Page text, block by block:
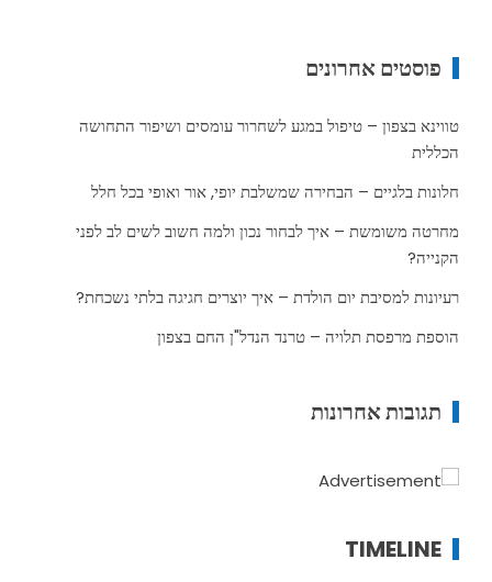
פוסטים אחרונים
טווינא בצפון – טיפול במגע לשחרור עומסים ושיפור התחושה
הכללית
חלונות בלגיים – הבחירה שמשלבת יופי, אור ואופי בכל חלל
מחרטה משומשת – איך לבחור נכון ולמה חשוב לשים לב לפני
הקנייה?
רעיונות למסיבת יום הולדת – איך יוצרים חגיגה בלתי נשכחת?
הוספת מרפסת תלויה – טרנד הנדל"ן החם בצפון
תגובות אחרונות
TIMELINE